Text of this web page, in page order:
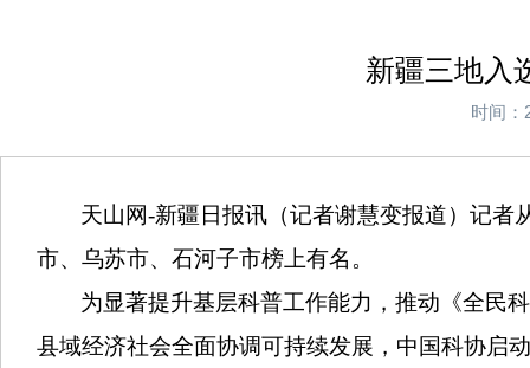
新疆三地入
时间：
天山网-新疆日报讯（记者谢慧变报道）记者
市、乌苏市、石河子市榜上有名。
为显著提升基层科普工作能力，推动《全民
县域经济社会全面协调可持续发展，中国科协启